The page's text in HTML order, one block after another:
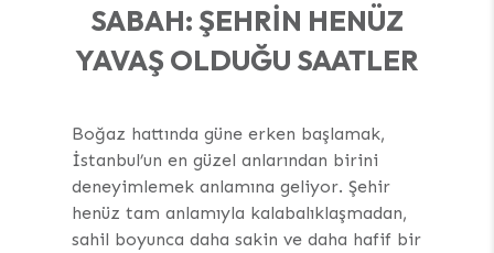
SABAH: ŞEHRIN HENÜZ
YAVAŞ OLDUĞU SAATLER
Boğaz hattında güne erken başlamak,
İstanbul’un en güzel anlarından birini
deneyimlemek anlamına geliyor. Şehir
henüz tam anlamıyla kalabalıklaşmadan,
sahil boyunca daha sakin ve daha hafif bir